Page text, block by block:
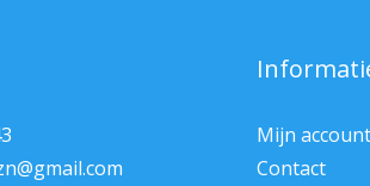
Mijn account
Contact